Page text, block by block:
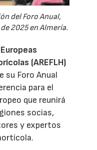
del Foro Anual,
2025 en Almería.
(AREFLH)
su Foro Anual
para el
que reunirá
socias,
y expertos